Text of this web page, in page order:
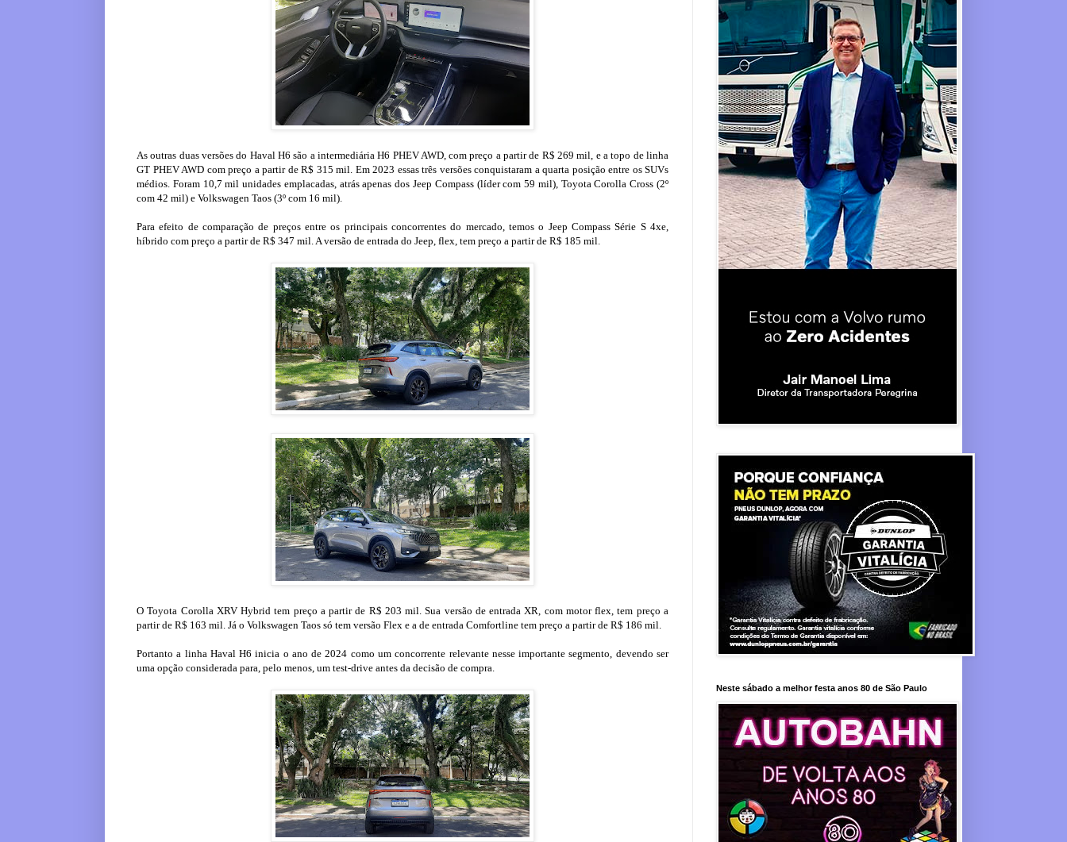
As outras duas versões do Haval H6 são a intermediária H6 PHEV AWD, com preço a partir de R$ 269 mil, e a topo de linha
GT PHEV AWD com preço a partir de R$ 315 mil. Em 2023 essas três versões conquistaram a quarta posição entre os SUVs
médios. Foram 10,7 mil unidades emplacadas, atrás apenas dos Jeep Compass (líder com 59 mil), Toyota Corolla Cross (2º
com 42 mil) e Volkswagen Taos (3º com 16 mil).
Para efeito de comparação de preços entre os principais concorrentes do mercado, temos o Jeep Compass Série S 4xe,
híbrido com preço a partir de R$ 347 mil. A versão de entrada do Jeep, flex, tem preço a partir de R$ 185 mil.
O Toyota Corolla XRV Hybrid tem preço a partir de R$ 203 mil. Sua versão de entrada XR, com motor flex, tem preço a
partir de R$ 163 mil. Já o Volkswagen Taos só tem versão Flex e a de entrada Comfortline tem preço a partir de R$ 186 mil.
Portanto a linha Haval H6 inicia o ano de 2024 como um concorrente relevante nesse importante segmento, devendo ser
uma opção considerada para, pelo menos, um test-drive antes da decisão de compra.
Neste sábado a melhor festa anos 80 de São Paulo